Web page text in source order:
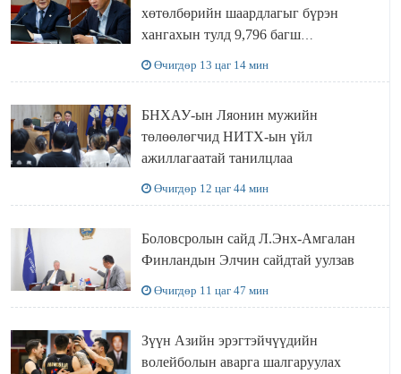
хөтөлбөрийн шаардлагыг бүрэн
хангахын тулд 9,796 багш
Өчигдөр 13 цаг 14 мин
БНХАУ-ын Ляонин мужийн
төлөөлөгчид НИТХ-ын үйл
ажиллагаатай танилцлаа
Өчигдөр 12 цаг 44 мин
Боловсролын сайд Л.Энх-Амгалан
Финландын Элчин сайдтай уулзав
Өчигдөр 11 цаг 47 мин
Зүүн Азийн эрэгтэйчүүдийн
волейболын аварга шалгаруулах